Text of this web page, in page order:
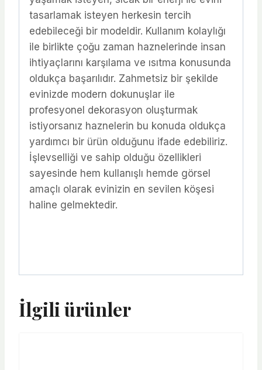
tasarlamak isteyen herkesin tercih
edebileceği bir modeldir. Kullanım kolaylığı
ile birlikte çoğu zaman haznelerinde insan
ihtiyaçlarını karşılama ve ısıtma konusunda
oldukça başarılıdır. Zahmetsiz bir şekilde
evinizde modern dokunuşlar ile
profesyonel dekorasyon oluşturmak
istiyorsanız haznelerin bu konuda oldukça
yardımcı bir ürün olduğunu ifade edebiliriz.
İşlevselliği ve sahip olduğu özellikleri
sayesinde hem kullanışlı hemde görsel
amaçlı olarak evinizin en sevilen köşesi
haline gelmektedir.
İlgili ürünler